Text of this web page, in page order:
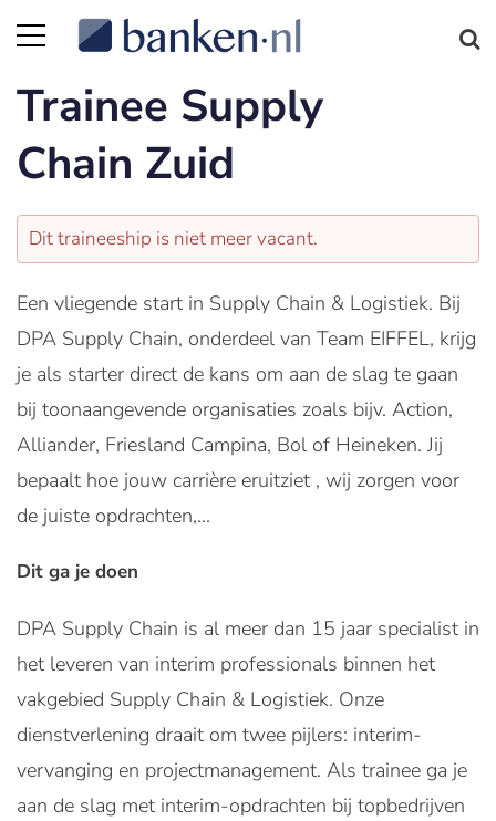
Trainee Supply
Chain Zuid
Dit traineeship is niet meer vacant.
Een vliegende start in Supply Chain & Logistiek. Bij
DPA Supply Chain, onderdeel van Team EIFFEL, krijg
je als starter direct de kans om aan de slag te gaan
bij toonaangevende organisaties zoals bijv. Action,
Alliander, Friesland Campina, Bol of Heineken. Jij
bepaalt hoe jouw carrière eruitziet , wij zorgen voor
de juiste opdrachten,...
Dit ga je doen
DPA Supply Chain is al meer dan 15 jaar specialist in
het leveren van interim professionals binnen het
vakgebied Supply Chain & Logistiek. Onze
dienstverlening draait om twee pijlers: interim-
vervanging en projectmanagement. Als trainee ga je
aan de slag met interim-opdrachten bij topbedrijven